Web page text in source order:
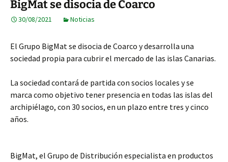
BigMat se disocia de Coarco
30/08/2021 Noticias
El Grupo BigMat se disocia de Coarco y desarrolla una
sociedad propia para cubrir el mercado de las islas Canarias.
La sociedad contará de partida con socios locales y se
marca como objetivo tener presencia en todas las islas del
archipiélago, con 30 socios, en un plazo entre tres y cinco
años.
BigMat, el Grupo de Distribución especialista en productos